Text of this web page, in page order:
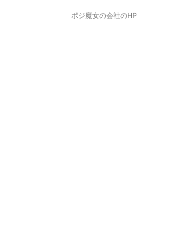
ポジ魔女の会社のHP